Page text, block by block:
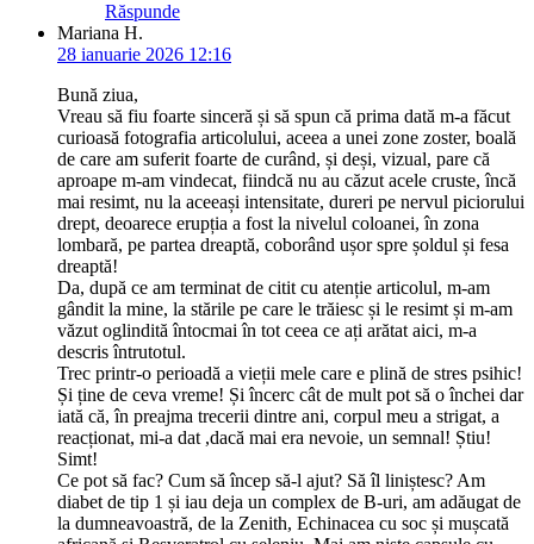
Răspunde
Mariana H.
28 ianuarie 2026 12:16
Bună ziua,
Vreau să fiu foarte sinceră și să spun că prima dată m-a făcut
curioasă fotografia articolului, aceea a unei zone zoster, boală
de care am suferit foarte de curând, și deși, vizual, pare că
aproape m-am vindecat, fiindcă nu au căzut acele cruste, încă
mai resimt, nu la aceeași intensitate, dureri pe nervul piciorului
drept, deoarece erupția a fost la nivelul coloanei, în zona
lombară, pe partea dreaptă, coborând ușor spre șoldul și fesa
dreaptă!
Da, după ce am terminat de citit cu atenție articolul, m-am
gândit la mine, la stările pe care le trăiesc și le resimt și m-am
văzut oglindită întocmai în tot ceea ce ați arătat aici, m-a
descris întrutotul.
Trec printr-o perioadă a vieții mele care e plină de stres psihic!
Și ține de ceva vreme! Și încerc cât de mult pot să o închei dar
iată că, în preajma trecerii dintre ani, corpul meu a strigat, a
reacționat, mi-a dat ,dacă mai era nevoie, un semnal! Știu!
Simt!
Ce pot să fac? Cum să încep să-l ajut? Să îl liniștesc? Am
diabet de tip 1 și iau deja un complex de B-uri, am adăugat de
la dumneavoastră, de la Zenith, Echinacea cu soc și mușcată